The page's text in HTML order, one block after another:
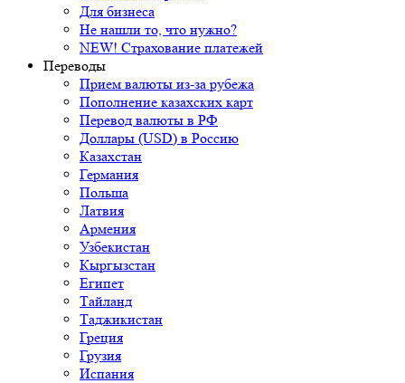
Для бизнеса
Не нашли то, что нужно?
NEW! Страхование платежей
Переводы
Прием валюты из-за рубежа
Пополнение казахских карт
Перевод валюты в РФ
Доллары (USD) в Россию
Казахстан
Германия
Польша
Латвия
Армения
Узбекистан
Кыргызстан
Египет
Тайланд
Таджикистан
Греция
Грузия
Испания